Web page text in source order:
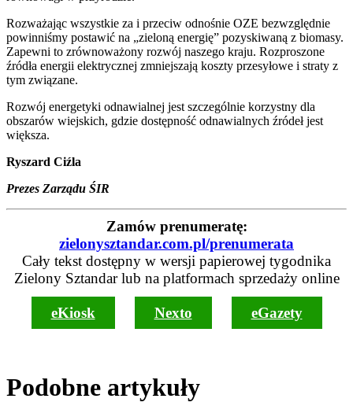
Rozważając wszystkie za i przeciw odnośnie OZE bezwzględnie
powinniśmy postawić na „zieloną energię” pozyskiwaną z biomasy.
Zapewni to zrównoważony rozwój naszego kraju. Rozproszone
źródła energii elektrycznej zmniejszają koszty przesyłowe i straty z
tym związane.
Rozwój energetyki odnawialnej jest szczególnie korzystny dla
obszarów wiejskich, gdzie dostępność odnawialnych źródeł jest
większa.
Ryszard Ciźla
Prezes Zarządu ŚIR
Zamów prenumeratę:
zielonysztandar.com.pl/prenumerata
Cały tekst dostępny w wersji papierowej tygodnika
Zielony Sztandar lub na platformach sprzedaży online
eKiosk Nexto eGazety
Podobne artykuły